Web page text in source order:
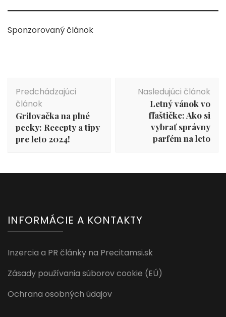
Sponzorovaný článok
Navigácia
článku
Predchádzajúci
článok
Grilovačka na plné
pecky: Recepty a tipy
pre leto 2024!
Nasledujúci článok
Letný vánok vo
fľaštičke: Ako si
vybrať správny
parfém na leto
INFORMÁCIE A KONTAKTY
Inzercia a PR články na Precitamsi.sk
Zásady používania súborov cookie (EÚ)
Ochrana osobných údajov